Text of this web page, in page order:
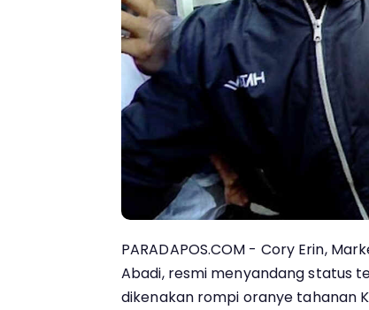
PARADAPOS.COM - Cory Erin,
Abadi, resmi menyandang status
dikenakan rompi oranye tahanan